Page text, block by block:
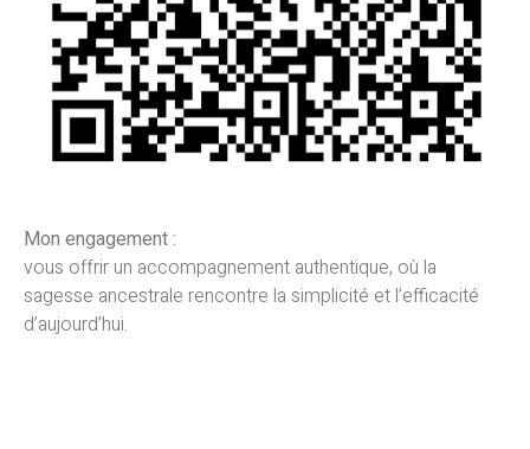
Mon engagement :
vous offrir un accompagnement authentique, où la
sagesse ancestrale rencontre la simplicité et l’efficacité
d’aujourd’hui.